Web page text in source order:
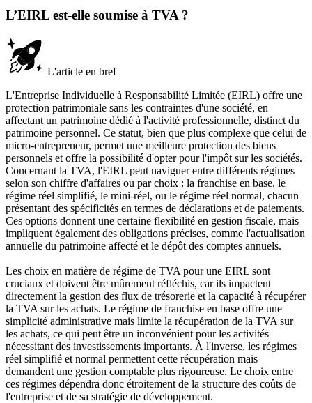
L’EIRL est-elle soumise à TVA ?
L'article en bref
L'Entreprise Individuelle à Responsabilité Limitée (EIRL) offre une
protection patrimoniale sans les contraintes d'une société, en
affectant un patrimoine dédié à l'activité professionnelle, distinct du
patrimoine personnel. Ce statut, bien que plus complexe que celui de
micro-entrepreneur, permet une meilleure protection des biens
personnels et offre la possibilité d'opter pour l'impôt sur les sociétés.
Concernant la TVA, l'EIRL peut naviguer entre différents régimes
selon son chiffre d'affaires ou par choix : la franchise en base, le
régime réel simplifié, le mini-réel, ou le régime réel normal, chacun
présentant des spécificités en termes de déclarations et de paiements.
Ces options donnent une certaine flexibilité en gestion fiscale, mais
impliquent également des obligations précises, comme l'actualisation
annuelle du patrimoine affecté et le dépôt des comptes annuels.
Les choix en matière de régime de TVA pour une EIRL sont
cruciaux et doivent être mûrement réfléchis, car ils impactent
directement la gestion des flux de trésorerie et la capacité à récupérer
la TVA sur les achats. Le régime de franchise en base offre une
simplicité administrative mais limite la récupération de la TVA sur
les achats, ce qui peut être un inconvénient pour les activités
nécessitant des investissements importants. À l'inverse, les régimes
réel simplifié et normal permettent cette récupération mais
demandent une gestion comptable plus rigoureuse. Le choix entre
ces régimes dépendra donc étroitement de la structure des coûts de
l'entreprise et de sa stratégie de développement.